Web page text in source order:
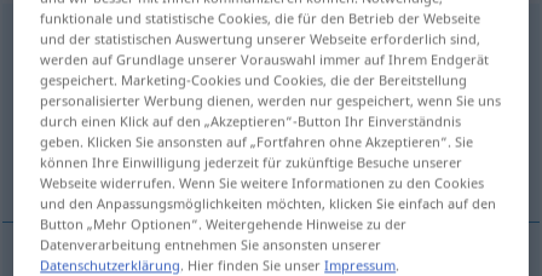
kompetencija
Übersicht aller Übersetzungen
(Für mehr Details die Übersetzung anklicken/antippen)
Kompetenz, Befugnis
funktionale und statistische Cookies, die für den Betrieb der Webseite
und der statistischen Auswertung unserer Webseite erforderlich sind,
werden auf Grundlage unserer Vorauswahl immer auf Ihrem Endgerät
gespeichert. Marketing-Cookies und Cookies, die der Bereitstellung
personalisierter Werbung dienen, werden nur gespeichert, wenn Sie uns
durch einen Klick auf den „Akzeptieren“-Button Ihr Einverständnis
geben. Klicken Sie ansonsten auf „Fortfahren ohne Akzeptieren“. Sie
können Ihre Einwilligung jederzeit für zukünftige Besuche unserer
Webseite widerrufen. Wenn Sie weitere Informationen zu den Cookies
und den Anpassungsmöglichkeiten möchten, klicken Sie einfach auf den
Button „Mehr Optionen“. Weitergehende Hinweise zu der
Datenverarbeitung entnehmen Sie ansonsten unserer
Datenschutzerklärung. Hier finden Sie unserImpressum.